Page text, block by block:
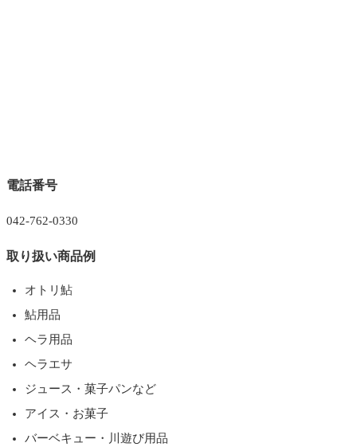
電話番号
042-762-0330
取り扱い商品例
オトリ鮎
鮎用品
ヘラ用品
ヘラエサ
ジュース・菓子パンなど
アイス・お菓子
バーベキュー・川遊び用品